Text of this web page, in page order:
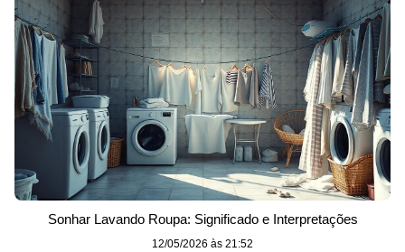
Sonhar Lavando Roupa: Significado e Interpretações
12/05/2026 às 21:52